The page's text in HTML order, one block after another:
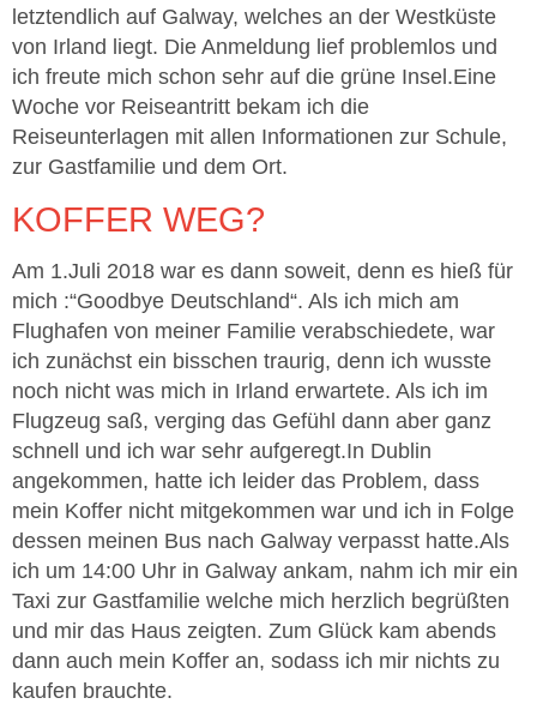
letztendlich auf Galway, welches an der Westküste
von Irland liegt. Die Anmeldung lief problemlos und
ich freute mich schon sehr auf die grüne Insel.Eine
Woche vor Reiseantritt bekam ich die
Reiseunterlagen mit allen Informationen zur Schule,
zur Gastfamilie und dem Ort.
KOFFER WEG?
Am 1.Juli 2018 war es dann soweit, denn es hieß für
mich :“Goodbye Deutschland“. Als ich mich am
Flughafen von meiner Familie verabschiedete, war
ich zunächst ein bisschen traurig, denn ich wusste
noch nicht was mich in Irland erwartete. Als ich im
Flugzeug saß, verging das Gefühl dann aber ganz
schnell und ich war sehr aufgeregt.In Dublin
angekommen, hatte ich leider das Problem, dass
mein Koffer nicht mitgekommen war und ich in Folge
dessen meinen Bus nach Galway verpasst hatte.Als
ich um 14:00 Uhr in Galway ankam, nahm ich mir ein
Taxi zur Gastfamilie welche mich herzlich begrüßten
und mir das Haus zeigten. Zum Glück kam abends
dann auch mein Koffer an, sodass ich mir nichts zu
kaufen brauchte.